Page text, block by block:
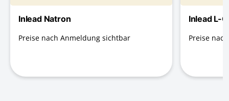
Inlead Natron
Preise nach Anmeldung sichtbar
Inlead L-
Preise